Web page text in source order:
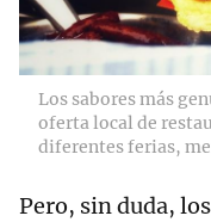
Los sabores más
oferta local de
diferentes ferias,
Pero, sin duda,